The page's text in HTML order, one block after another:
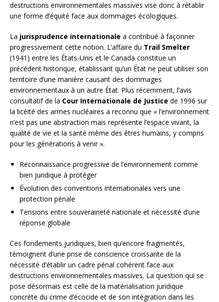
destructions environnementales massives vise donc à rétablir
une forme d’équité face aux dommages écologiques.
La jurisprudence internationale a contribué à façonner
progressivement cette notion. L’affaire du Trail Smelter
(1941) entre les États-Unis et le Canada constitue un
précédent historique, établissant qu’un État ne peut utiliser son
territoire d’une manière causant des dommages
environnementaux à un autre État. Plus récemment, l’avis
consultatif de la Cour Internationale de Justice de 1996 sur
la licéité des armes nucléaires a reconnu que « l’environnement
n’est pas une abstraction mais représente l’espace vivant, la
qualité de vie et la santé même des êtres humains, y compris
pour les générations à venir ».
Reconnaissance progressive de l’environnement comme
bien juridique à protéger
Évolution des conventions internationales vers une
protection pénale
Tensions entre souveraineté nationale et nécessité d’une
réponse globale
Ces fondements juridiques, bien qu’encore fragmentés,
témoignent d’une prise de conscience croissante de la
nécessité d’établir un cadre pénal cohérent face aux
destructions environnementales massives. La question qui se
pose désormais est celle de la matérialisation juridique
concrète du crime d’écocide et de son intégration dans les